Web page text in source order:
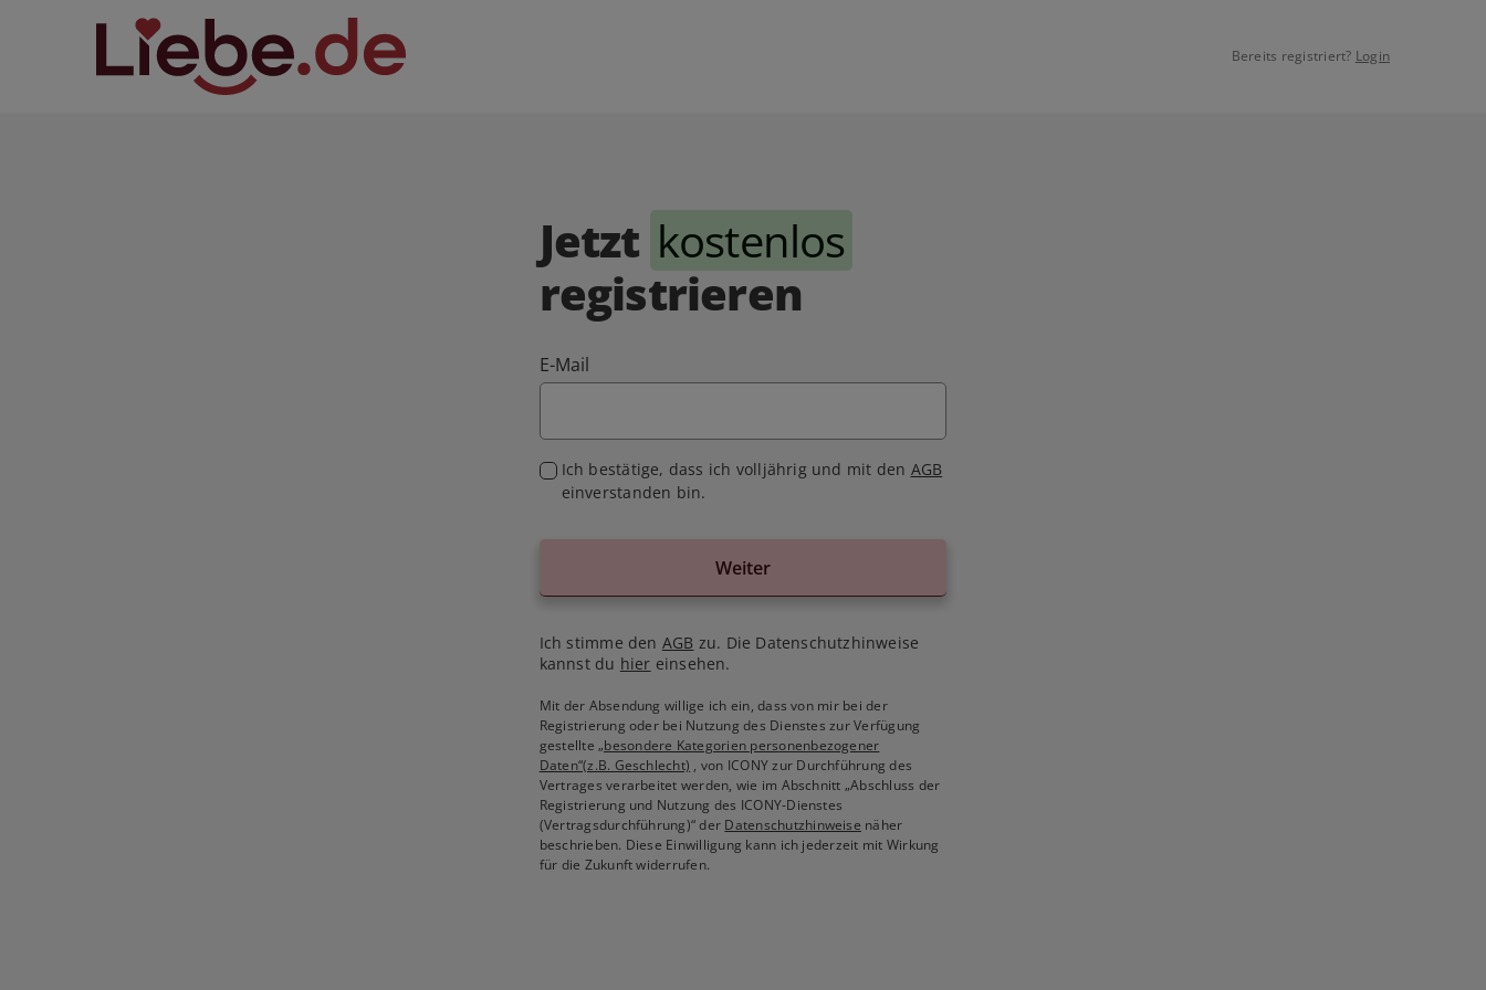
Bereits registriert? Login
Jetzt kostenlos
registrieren
E-Mail
Ich bestätige, dass ich volljährig und mit den AGB
einverstanden bin.
Weiter
Ich stimme den AGB zu. Die Datenschutzhinweise
kannst du hier einsehen.
Mit der Absendung willige ich ein, dass von mir bei der
Registrierung oder bei Nutzung des Dienstes zur Verfügung
gestellte„besondere Kategorien personenbezogener
Daten“(z.B. Geschlecht) , von ICONY zur Durchführung des
Vertrages verarbeitet werden, wie im Abschnitt „Abschluss der
Registrierung und Nutzung des ICONY-Dienstes
(Vertragsdurchführung)“ der Datenschutzhinweise näher
beschrieben. Diese Einwilligung kann ich jederzeit mit Wirkung
für die Zukunft widerrufen.